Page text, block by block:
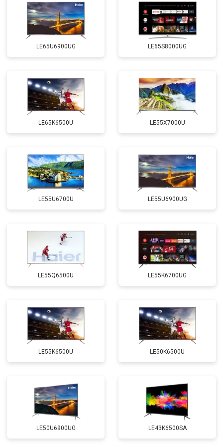
LE65U6900UG LE65S8000UG
LE65K6500U LE55X7000U
LE55U6700U LE55U6900UG
LE55Q6500U LE55K6700UG
LE55K6500U LE50K6500U
LE50U6900UG LE43K6500SA